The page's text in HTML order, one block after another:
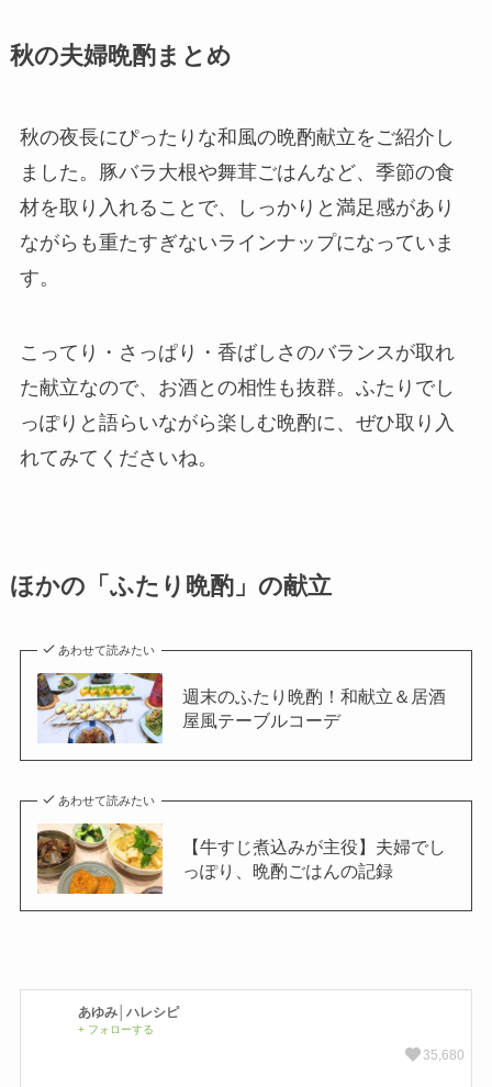
秋の夫婦晩酌まとめ
秋の夜長にぴったりな和風の晩酌献立をご紹介し
ました。豚バラ大根や舞茸ごはんなど、季節の食
材を取り入れることで、しっかりと満足感があり
ながらも重たすぎないラインナップになっていま
す。
こってり・さっぱり・香ばしさのバランスが取れ
た献立なので、お酒との相性も抜群。ふたりでし
っぽりと語らいながら楽しむ晩酌に、ぜひ取り入
れてみてくださいね。
ほかの「ふたり晩酌」の献立
あわせて読みたい
週末のふたり晩酌！和献立＆居酒
屋風テーブルコーデ
あわせて読みたい
【牛すじ煮込みが主役】夫婦でし
っぽり、晩酌ごはんの記録